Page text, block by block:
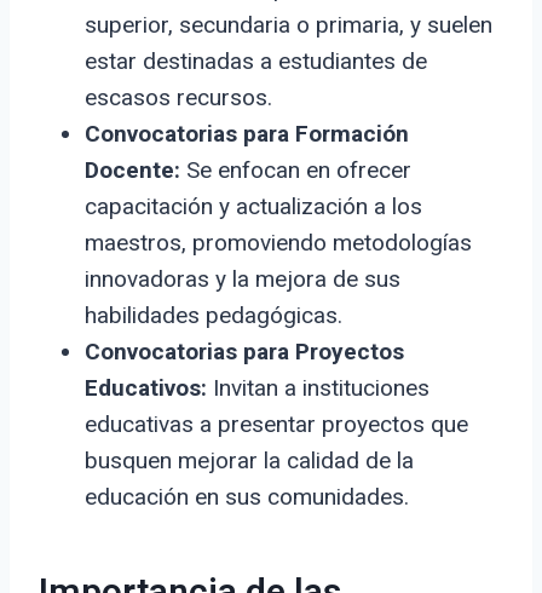
superior, secundaria o primaria, y suelen
estar destinadas a estudiantes de
escasos recursos.
Convocatorias para Formación
Docente: Se enfocan en ofrecer
capacitación y actualización a los
maestros, promoviendo metodologías
innovadoras y la mejora de sus
habilidades pedagógicas.
Convocatorias para Proyectos
Educativos: Invitan a instituciones
educativas a presentar proyectos que
busquen mejorar la calidad de la
educación en sus comunidades.